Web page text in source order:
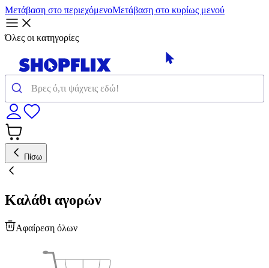
Μετάβαση στο περιεχόμενοΜετάβαση στο κυρίως μενού
Όλες οι κατηγορίες
Πίσω
Καλάθι αγορών
Αφαίρεση όλων